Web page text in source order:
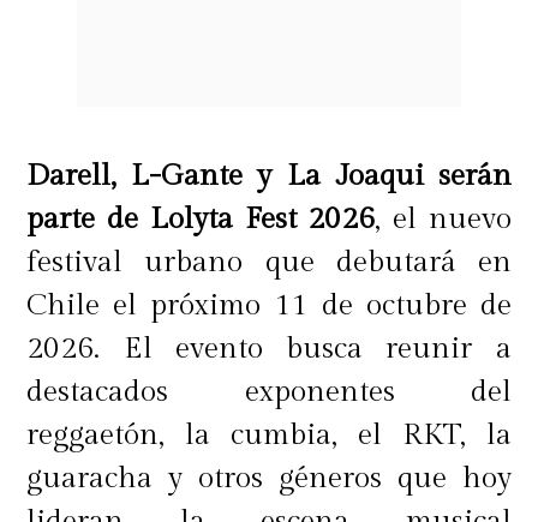
todas las edades, con productos
llenos de sabor, color y opciones
para personalizar cada elección,
transformando cada visita en un
momento especial" , comenta Sofía
Madrid, Product Manager de
Palettas.
Porque los antojos no tienen
Darell, L-Gante y La Joaqui serán
parte de Lolyta Fest 2026, el nuevo
festival urbano que debutará en
Chile el próximo 11 de octubre de
2026. El evento busca reunir a
destacados exponentes del
reggaetón, la cumbia, el RKT, la
guaracha y otros géneros que hoy